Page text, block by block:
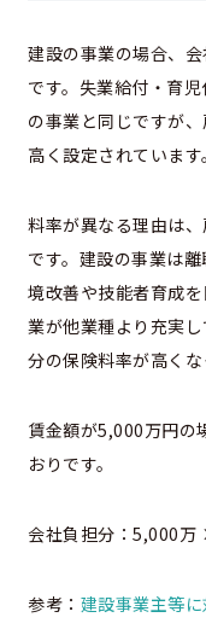
建設の事業の場合、
です。失業給付・育
の事業と同じですが
高く設定されています。
料率が異なる理由は
です。建設の事業は
境改善や技能者育成
業が他業種より充実
分の保険料率が高くな
賃金額が5,000万円の
おりです。
会社負担分：5,000
参考： 建設事業主等